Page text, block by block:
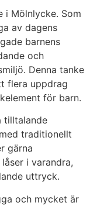
i Mölnlycke. Som
av dagens
barnens
och
Denna tanke
flera uppdrag
för barn.
tilltalande
traditionellt
gärna
i varandra,
uttryck.
och mycket är